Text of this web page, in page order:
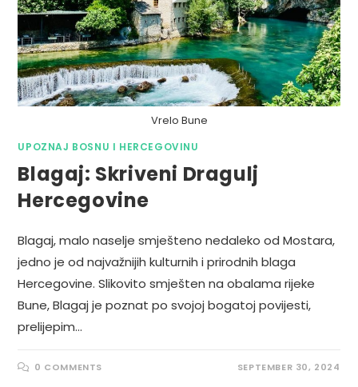
Vrelo Bune
UPOZNAJ BOSNU I HERCEGOVINU
Blagaj: Skriveni Dragulj
Hercegovine
Blagaj, malo naselje smješteno nedaleko od Mostara,
jedno je od najvažnijih kulturnih i prirodnih blaga
Hercegovine. Slikovito smješten na obalama rijeke
Bune, Blagaj je poznat po svojoj bogatoj povijesti,
prelijepim…
0 COMMENTS SEPTEMBER 30, 2024